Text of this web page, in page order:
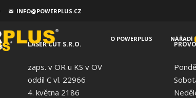
INFO@POWERPLUS.CZ
O POWERPLUS NÁŘADÍ
LASER CUT S.R.O.
zaps. v OR u KS v OV
oddíl C vl. 22966
4. května 2186